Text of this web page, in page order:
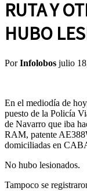
RUTA Y
HUBO
PorInfolobos julio
En el mediodía de
puesto de la Policía
de Navarro que iba
RAM, patente
domiciliadas en
No hubo lesionados.
Tampoco se